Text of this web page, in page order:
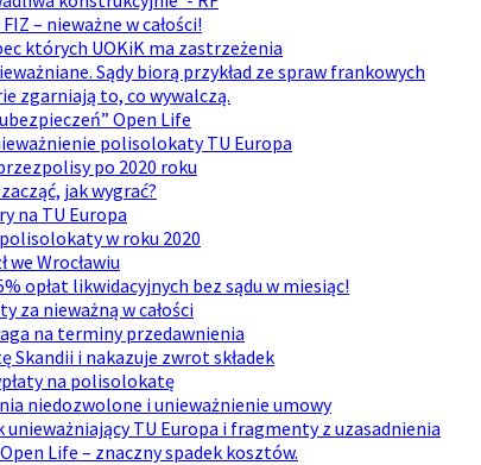
– nieważne w całości!
których UOKiK ma zastrzeżenia
Sądy biorą przykład ze spraw frankowych
zgarniają to, co wywalczą.
Open Life
polisolokaty TU Europa
po 2020 roku
jak wygrać?
na TU Europa
w roku 2020
we Wrocławiu
opłat likwidacyjnych bez sądu w miesiąc!
za nieważną w całości
na terminy przedawnienia
Skandii i nakazuje zwrot składek
na polisolokatę
niedozwolone i unieważnienie umowy
TU Europa i fragmenty z uzasadnienia
Life – znaczny spadek kosztów.